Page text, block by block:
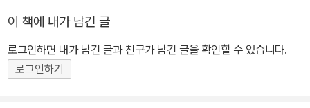
근대 동서양 과학 교류에 관한 수십 편의 논문을 국내외 학술지에 게
재했다. 《그림으로 읽는 서양과학사》를 썼다.
색찬란’하다고 묘사되던 ‘무지개’는 기독교 사상의 영향을 받은 서구
의 ‘Sept couleurs de l'arc-en-ciel’ 개념과 접하면서 ‘일곱 빛깔
무지개’가 되었다. 무지개 패러다임의 전환이다. 한 사람의 사고가 그
사람이 사용하는 언어에 지배받는다는 대담한 언어학적 가설은 1,00
이 책에 내가 남긴 글
로그인하면 내가 남긴 글과 친구가 남긴 글을 확인할 수 있습니다.
로그인하기